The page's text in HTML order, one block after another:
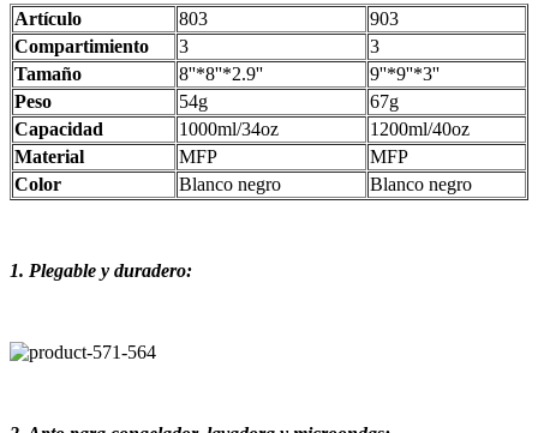
Artículo 803
903
Compartimiento
3
3
Tamaño
8''*8''*2.9''
9''*9''*3''
Peso
54g
67g
Capacidad
1000ml/34oz
1200ml/40oz
Material
MFP
MFP
Color
Blanco negro Blanco negro
1. Plegable y duradero: